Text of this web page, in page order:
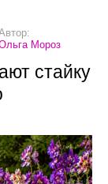
Мороз
стайку